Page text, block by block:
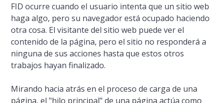
FID ocurre cuando el usuario intenta que un sitio web
haga algo, pero su navegador está ocupado haciendo
otra cosa. El visitante del sitio web puede ver el
contenido de la página, pero el sitio no responderá a
ninguna de sus acciones hasta que estos otros
trabajos hayan finalizado.
Mirando hacia atrás en el proceso de carga de una
página, el "hilo principal" de una página actúa como